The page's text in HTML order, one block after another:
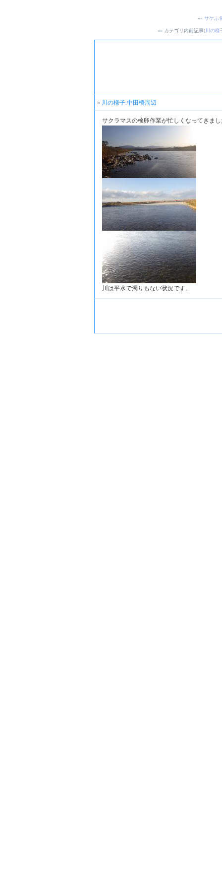
«« サケふ
«« カテゴリ内前記事( 川の様
» 川の様子.中田橋周辺
サクラマスの検卵作業が忙しくなってきま
川は平水で濁りもない状況です。